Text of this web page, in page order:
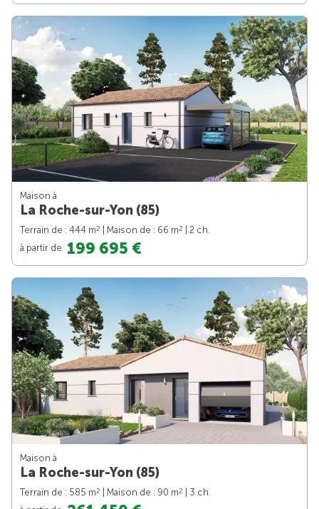
Maison à
La Roche-sur-Yon (85)
Terrain de : 444 m2 | Maison de : 66 m2
| 2 ch.
à partir de 199 695 €
Maison à
La Roche-sur-Yon (85)
Terrain de : 585 m2 | Maison de : 90 m2
| 3 ch.